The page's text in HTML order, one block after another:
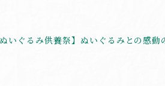
いぐるみ供養祭】ぬいぐるみとの感